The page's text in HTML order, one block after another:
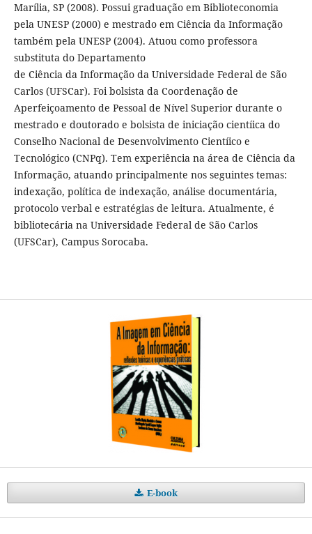
Marília, SP (2008). Possui graduação em Biblioteconomia
pela UNESP (2000) e mestrado em Ciência da Informação
também pela UNESP (2004). Atuou como professora
substituta do Departamento
de Ciência da Informação da Universidade Federal de São
Carlos (UFSCar). Foi bolsista da Coordenação de
Aperfeiçoamento de Pessoal de Nível Superior durante o
mestrado e doutorado e bolsista de iniciação cientíica do
Conselho Nacional de Desenvolvimento Cientíico e
Tecnológico (CNPq). Tem experiência na área de Ciência da
Informação, atuando principalmente nos seguintes temas:
indexação, política de indexação, análise documentária,
protocolo verbal e estratégias de leitura. Atualmente, é
bibliotecária na Universidade Federal de São Carlos
(UFSCar), Campus Sorocaba.
E-book